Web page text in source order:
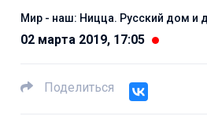
Мир - наш: Ницца. Русский дом и
02 марта 2019, 17:05
Поделиться